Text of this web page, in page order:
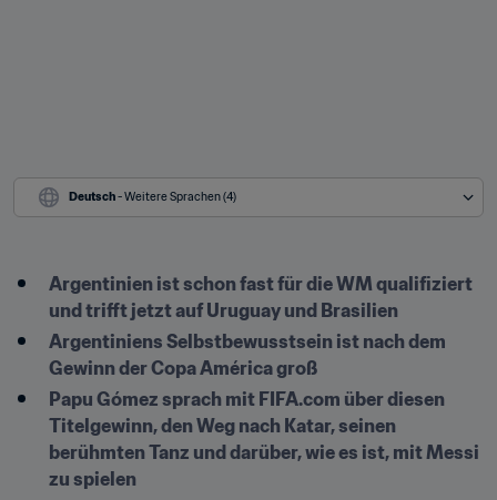
Deutsch - Weitere Sprachen (4)
Argentinien ist schon fast für die WM qualifiziert
und trifft jetzt auf Uruguay und Brasilien
Argentiniens Selbstbewusstsein ist nach dem
Gewinn der Copa América groß
Papu Gómez sprach mit FIFA.com über diesen
Titelgewinn, den Weg nach Katar, seinen
berühmten Tanz und darüber, wie es ist, mit Messi
zu spielen